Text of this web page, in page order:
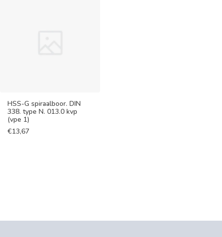
HSS-G spiraalboor. DIN
338. type N. 013.0 kvp
(vpe 1)
€13,67